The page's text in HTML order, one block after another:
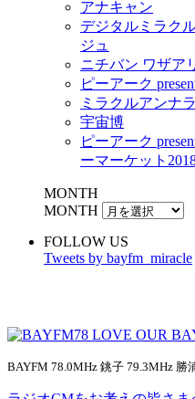
アナキャン
デジタルミラク
ジュ
ニチバン ワザア
ピーアーク
ミラクルアンナ
宇宙博
ピーアーク
ーマーケット
MONTH
MONTH
FOLLOW US
Tweets by bayfm_miracle
BAYFM 78.0MHz 銚子 79.3MHz 勝